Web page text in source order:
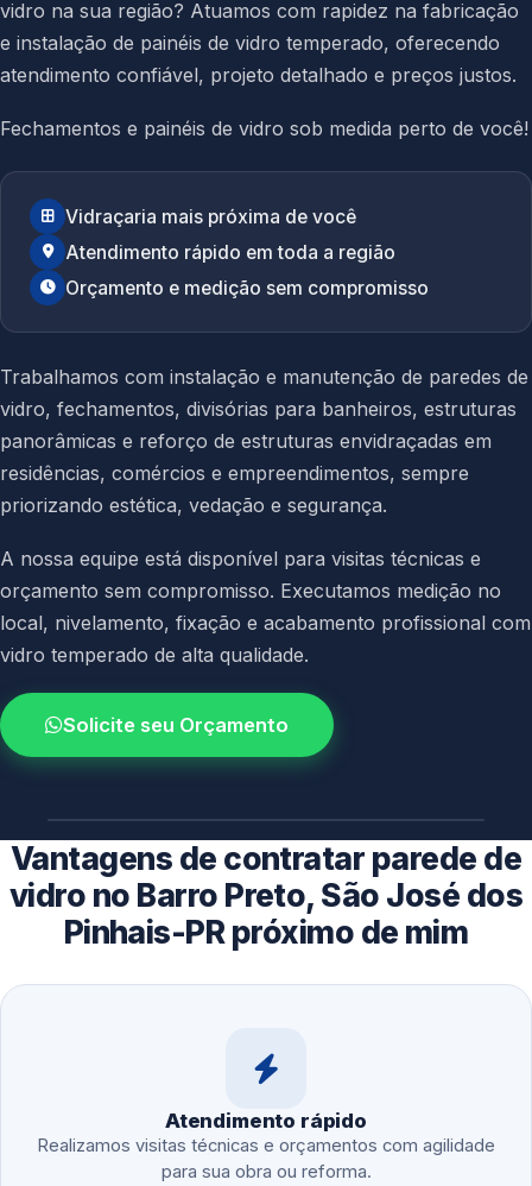
vidro na sua região? Atuamos com rapidez na fabricação
e instalação de painéis de vidro temperado, oferecendo
atendimento confiável, projeto detalhado e preços justos.
Fechamentos e painéis de vidro sob medida perto de você!
Vidraçaria mais próxima de você
Atendimento rápido em toda a região
Orçamento e medição sem compromisso
Trabalhamos com instalação e manutenção de paredes de
vidro, fechamentos, divisórias para banheiros, estruturas
panorâmicas e reforço de estruturas envidraçadas em
residências, comércios e empreendimentos, sempre
priorizando estética, vedação e segurança.
A nossa equipe está disponível para visitas técnicas e
orçamento sem compromisso. Executamos medição no
local, nivelamento, fixação e acabamento profissional com
vidro temperado de alta qualidade.
Solicite seu Orçamento
4.9 / 5.0
avaliacao dos clientes
Vantagens de contratar parede de
vidro no Barro Preto, São José dos
Pinhais-PR próximo de mim
Atendimento rápido
Realizamos visitas técnicas e orçamentos com agilidade
para sua obra ou reforma.